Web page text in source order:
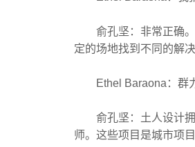
俞孔坚：非常正确。
定的场地找到不同的解决
Ethel Baraona：群力
俞孔坚：土人设计拥
师。这些项目是城市项